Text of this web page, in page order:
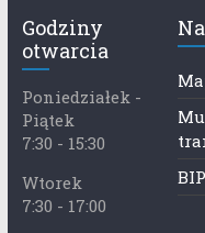
Godziny
otwarcia
Poniedziałek -
Piątek
7:30 - 15:30
Wtorek
7:30 - 17:00
BIP